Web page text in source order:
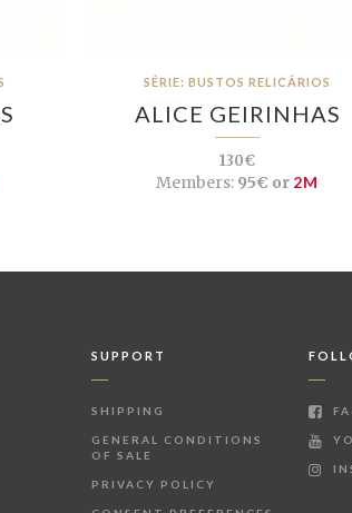
SÉRIE: BUSTOS RELICÁRIOS
ALICE GEIRINHAS
130€
Members: 95€ or 2M
SUPPORT
SHIPPING
GENERAL CONDITIONS
OF SALE
PRIVACY POLICY